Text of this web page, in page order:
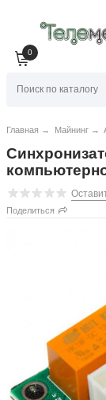
0
Главная → Майнинг →
Поделиться